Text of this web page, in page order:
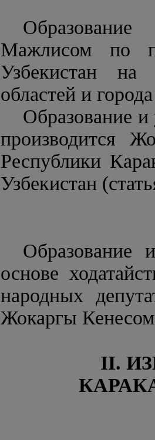
Мажлисом по
Узбекистан на
областей и
Образование и
производится
Республики
Узбекистан
Образование
основе
народных
Жокаргы
II.